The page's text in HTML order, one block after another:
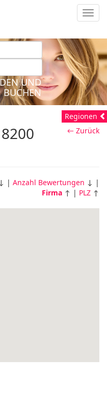
UND
BUCHEN
← Zurück
| Anzahl Bewertungen ↓ |
Firma ↑ | PLZ ↑
Regionen